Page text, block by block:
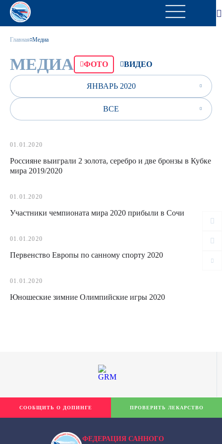
Главная Медиа
МЕДИА ФОТО ВИДЕО
ЯНВАРЬ 2020
ВСЕ
01.01.2020
Россияне выиграли 2 золота, серебро и две бронзы в Кубке
мира 2019/2020
01.01.2020
Участники чемпионата мира 2020 прибыли в Сочи
01.01.2020
Первенство Европы по санному спорту 2020
01.01.2020
Юношеские зимние Олимпийские игры 2020
ФЕДЕРАЦИЯ САННОГО
СООБЩИТЬ О ДОПИНГЕ ПРОВЕРИТЬ ЛЕКАРСТВО